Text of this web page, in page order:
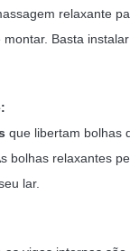
relaxante
Basta
que libertam bolhas
bolhas relaxantes
lar.